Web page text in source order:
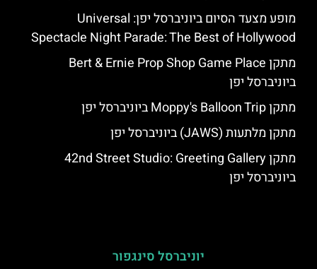
מופע מצעד הסיום ביוניברסל יפן: Universal
Spectacle Night Parade: The Best of Hollywood
מתקן Bert & Ernie Prop Shop Game Place
ביוניברסל יפן
מתקן Moppy's Balloon Trip ביוניברסל יפן
מתקן מלתעות (JAWS) ביוניברסל יפן
מתקן 42nd Street Studio: Greeting Gallery
ביוניברסל יפן
יוניברסל סינגפור